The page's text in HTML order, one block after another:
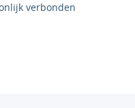
verbonden